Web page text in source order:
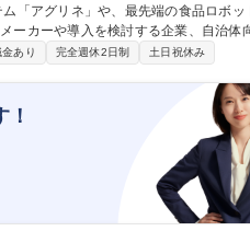
「アグリネ」や、最先端の食品ロボッ
ーカーや導入を検討する企業、自治体
率”という大きな社会課題に向けて日本
×ロボッ
あり 完全週休2日制 土日祝休み